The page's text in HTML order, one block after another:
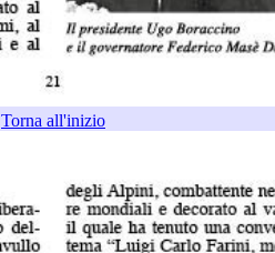
Torna all'inizio